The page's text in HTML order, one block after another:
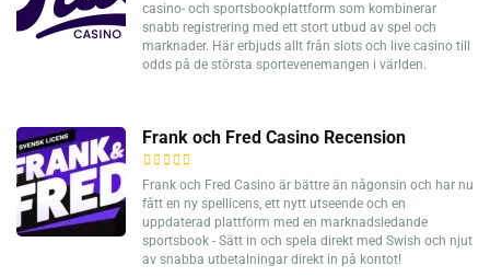
casino- och sportsbookplattform som kombinerar
snabb registrering med ett stort utbud av spel och
marknader. Här erbjuds allt från slots och live casino till
odds på de största sportevenemangen i världen.
Frank och Fred Casino Recension
Frank och Fred Casino är bättre än någonsin och har nu
fått en ny spellicens, ett nytt utseende och en
uppdaterad plattform med en marknadsledande
sportsbook - Sätt in och spela direkt med Swish och njut
av snabba utbetalningar direkt in på kontot!